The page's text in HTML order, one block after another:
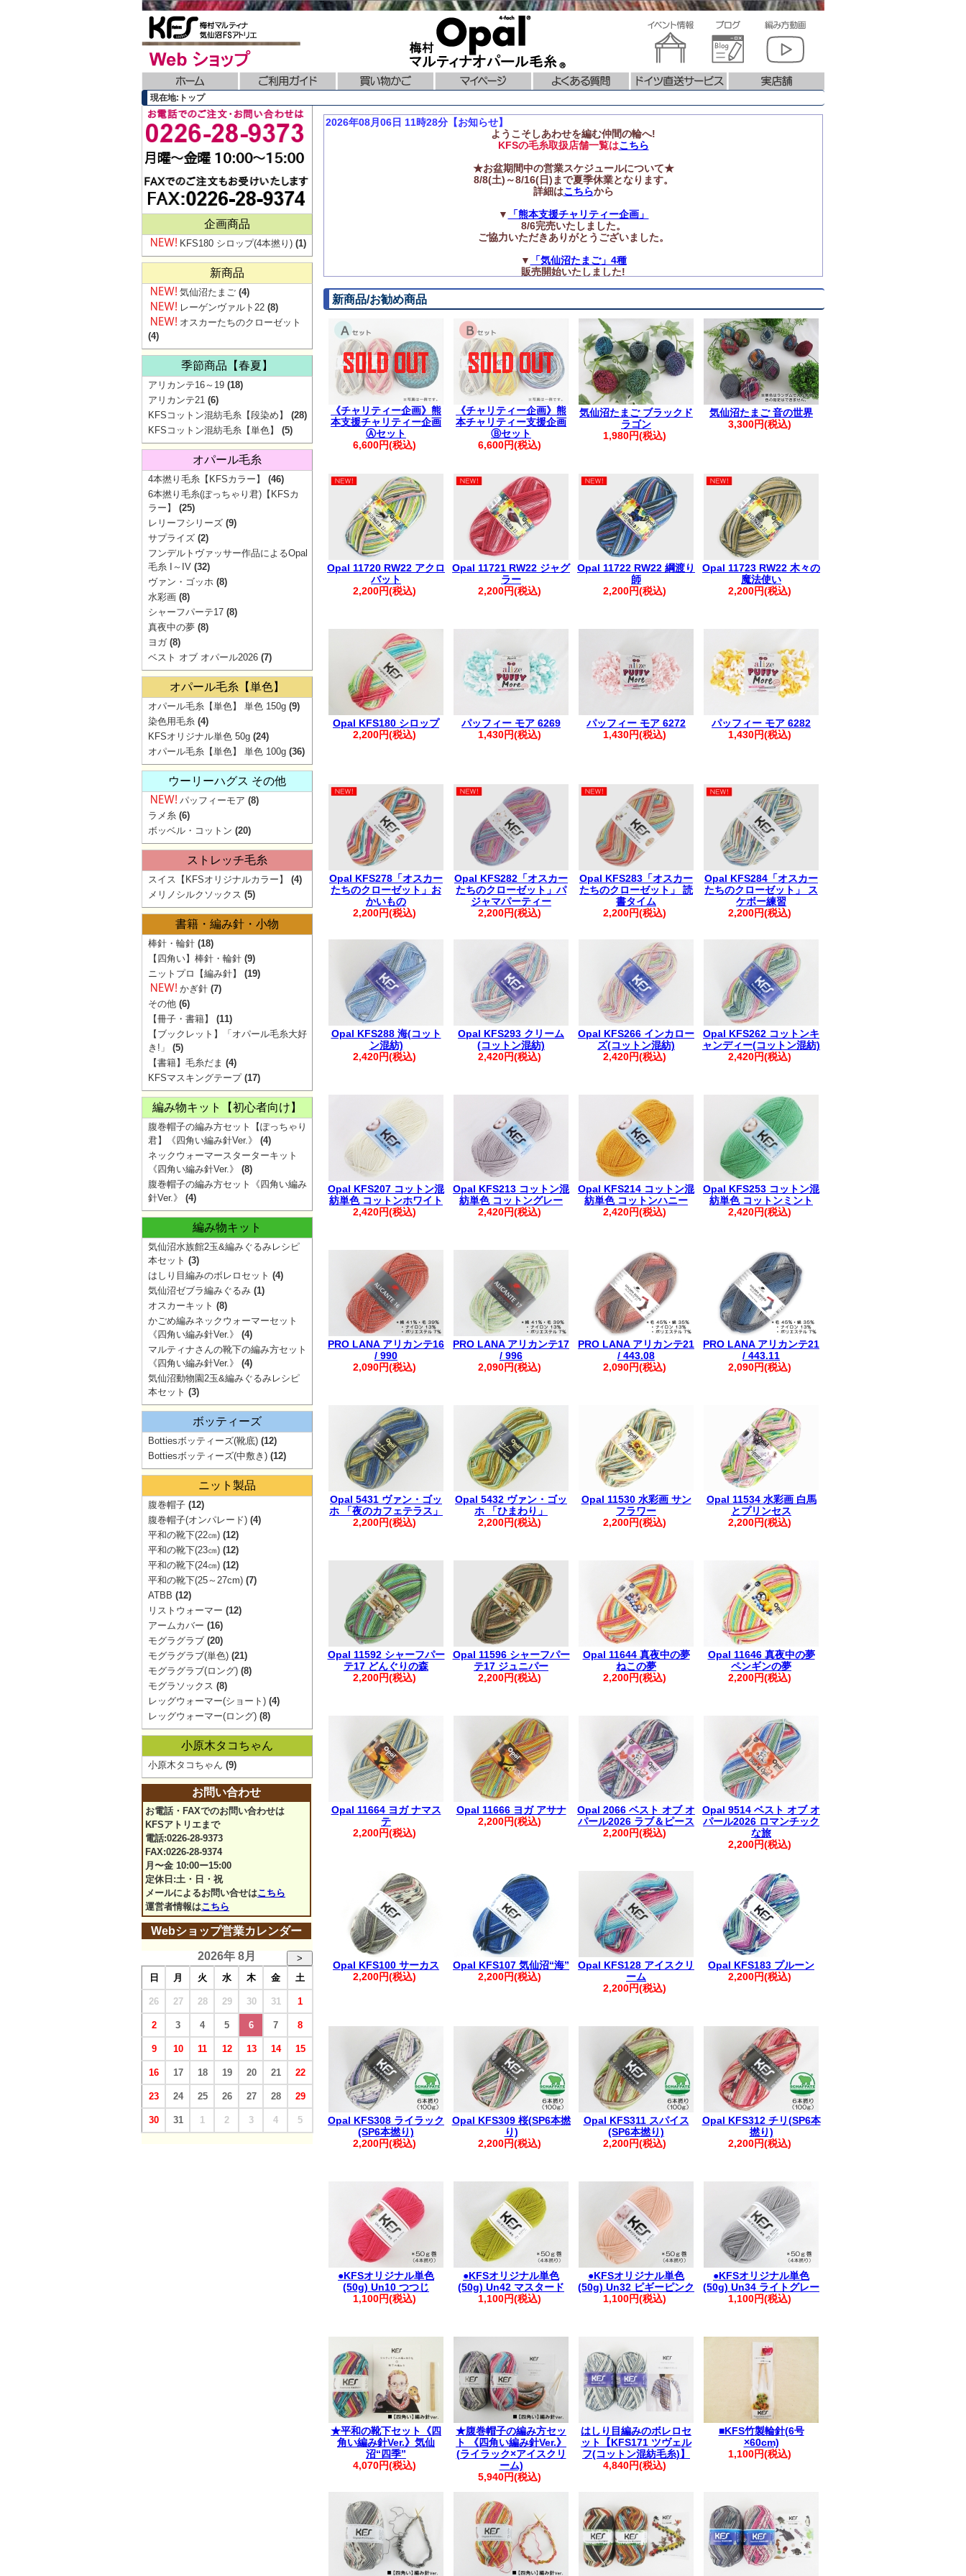
現在地:トップ
2026年08月06日 11時28分【お知らせ】
ようこそしあわせを編む仲間の輪へ!
KFSの毛糸取扱店舗一覧はこちら
★お盆期間中の営業スケジュールについて★
8/8(土)～8/16(日)まで夏季休業となります。
詳細はこちらから
▼
「熊本支援チャリティー企画」
8/6完売いたしました。
ご協力いただきありがとうございました。
▼
「気仙沼たまご」4種
販売開始いたしました!
ニットプロ【編み針】各種
再入荷いたしました!
▼価格改定のお知らせ (2026年7月1日実施)
【配送につきまして】
地震の影響で一部地域に配送遅延・出荷停止が発生しています
最新の配送状況をご確認ください※ヤマト運輸お知らせ
【重要】PayPay決済エラーにより、ご注文が完了していない場合がございます
ご注文前に、ご利用ガイドをご確認ください。
。.。:+* ゜ ゜゜ *+:。.。:+* ゜ ゜゜ *+:。.。.。:+* ゜ ゜゜ *+
▲フリーメールをご利用のお客様へ▲
お手数ですが【@kfsamimono.com】を受信許可設定のうえ
ご注文・お問い合わせいただきますようお願い申し上げます
。.。:+* ゜ ゜゜ *+:。.。:+* ゜ ゜゜ *+:。.。.。:+* ゜ ゜゜ *+
【お客様へお願い】
【ご注文に関するご案内】
・ご登録の際は、ご住所に番地の記載漏れがないかご確認ください。
・ご注文後は、マイページの「購入履歴を見る」より内容をご確認ください。
※購入履歴に記載がない場合は、ご注文が未確定の可能性がございますので、改めてご注文をお願いいたしま
・商品の取り置きは承っておりませんので、あらかじめご了承ください。
・着日指定は、ご購入日より1週間以内で承っております。
※1週間を超える場合は取り置き扱いとなり、対応いたしかねます。
・複数回に分けてご注文いただいた場合、同日発送となるご注文につきましては、まとめて発送させていただ
く場合がございます。
その際は、メールにて【同梱完了しました】とご案内いたします。
・お振込みで複数のご注文を一括でご入金いただいた場合は、ご注文も1件におまとめさせていただきます。
・自動返信メールが届かない場合は、お手数ですがお電話にてご連絡ください。
※※弊社からの心当たりのないメールが届いた際は、誠に恐れ入りますが、破棄していただきますようお願い
申し上げます。
新商品/お勧め商品
《チャリティー企画》熊
本支援チャリティー企画
Ⓐセット
6,600円(税込)
《チャリティー企画》熊
本チャリティー支援企画
Ⓑセット
6,600円(税込)
気仙沼たまご ブラックド
ラゴン
1,980円(税込)
気仙沼たまご 音の世界
3,300円(税込)
Opal 11720 RW22 アクロ
バット
2,200円(税込)
Opal 11721 RW22 ジャグ
ラー
2,200円(税込)
Opal 11722 RW22 綱渡り
師
2,200円(税込)
Opal 11723 RW22 木々の
魔法使い
2,200円(税込)
Opal KFS180 シロップ
2,200円(税込)
パッフィー モア 6269
1,430円(税込)
パッフィー モア 6272
1,430円(税込)
パッフィー モア 6282
1,430円(税込)
Opal KFS278「オスカー
たちのクローゼット」お
かいもの
2,200円(税込)
Opal KFS282「オスカー
たちのクローゼット」パ
ジャマパーティー
2,200円(税込)
Opal KFS283「オスカー
たちのクローゼット」 読
書タイム
2,200円(税込)
Opal KFS284「オスカー
たちのクローゼット」 ス
ケボー練習
2,200円(税込)
Opal KFS288 海(コット
ン混紡)
2,420円(税込)
Opal KFS293 クリーム
(コットン混紡)
2,420円(税込)
Opal KFS266 インカロー
ズ(コットン混紡)
2,420円(税込)
Opal KFS262 コットンキ
ャンディー(コットン混紡)
2,420円(税込)
Opal KFS207 コットン混
紡単色 コットンホワイト
2,420円(税込)
Opal KFS213 コットン混
紡単色 コットングレー
2,420円(税込)
Opal KFS214 コットン混
紡単色 コットンハニー
2,420円(税込)
Opal KFS253 コットン混
紡単色 コットンミント
2,420円(税込)
PRO LANA アリカンテ16
/ 990
2,090円(税込)
PRO LANA アリカンテ17
/ 996
2,090円(税込)
PRO LANA アリカンテ21
/ 443.08
2,090円(税込)
PRO LANA アリカンテ21
/ 443.11
2,090円(税込)
Opal 5431 ヴァン・ゴッ
ホ 「夜のカフェテラス」
2,200円(税込)
Opal 5432 ヴァン・ゴッ
ホ 「ひまわり」
2,200円(税込)
Opal 11530 水彩画 サン
フラワー
2,200円(税込)
Opal 11534 水彩画 白馬
とプリンセス
2,200円(税込)
Opal 11592 シャーフパー
テ17 どんぐりの森
2,200円(税込)
Opal 11596 シャーフパー
テ17 ジュニパー
2,200円(税込)
Opal 11644 真夜中の夢
ねこの夢
2,200円(税込)
Opal 11646 真夜中の夢
ペンギンの夢
2,200円(税込)
Opal 11664 ヨガ ナマス
テ
2,200円(税込)
Opal 11666 ヨガ アサナ
2,200円(税込)
Opal 2066 ベスト オブ オ
パール2026 ラブ＆ピース
2,200円(税込)
Opal 9514 ベスト オブ オ
パール2026 ロマンチック
な旅
2,200円(税込)
Opal KFS100 サーカス
2,200円(税込)
Opal KFS107 気仙沼“海”
2,200円(税込)
Opal KFS128 アイスクリ
ーム
2,200円(税込)
Opal KFS183 プルーン
2,200円(税込)
Opal KFS308 ライラック
(SP6本撚り)
2,200円(税込)
Opal KFS309 桜(SP6本撚
り)
2,200円(税込)
Opal KFS311 スパイス
(SP6本撚り)
2,200円(税込)
Opal KFS312 チリ(SP6本
撚り)
2,200円(税込)
●KFSオリジナル単色
(50g) Un10 つつじ
1,100円(税込)
●KFSオリジナル単色
(50g) Un42 マスタード
1,100円(税込)
●KFSオリジナル単色
(50g) Un32 ピギーピンク
1,100円(税込)
●KFSオリジナル単色
(50g) Un34 ライトグレー
1,100円(税込)
★平和の靴下セット《四
角い編み針Ver.》気仙
沼“四季”
4,070円(税込)
★腹巻帽子の編み方セッ
ト 《四角い編み針Ver.》
(ライラック×アイスクリ
ーム)
5,940円(税込)
はしり目編みのボレロセ
ット【KFS171 ツヴェル
フ(コットン混紡毛糸)】
4,840円(税込)
■KFS竹製輪針(6号
×60cm)
1,100円(税込)
企画商品
KFS180 シロップ(4本撚り) (1)
新商品
気仙沼たまご (4)
レーゲンヴァルト22 (8)
オスカーたちのクローゼット
(4)
季節商品【春夏】
アリカンテ16～19 (18)
アリカンテ21 (6)
KFSコットン混紡毛糸【段染め】
(28)
KFSコットン混紡毛糸【単色】
(5)
オパール毛糸
4本撚り毛糸【KFSカラー】
(46)
6本撚り毛糸(ぽっちゃり君)【KFSカ
ラー】
(25)
レリーフシリーズ (9)
サプライズ (2)
フンデルトヴァッサー作品によるOpal
毛糸 I～IV (32)
ヴァン・ゴッホ (8)
水彩画 (8)
シャーフパーテ17 (8)
真夜中の夢 (8)
ヨガ(8)
ベスト オブ オパール2026 (7)
オパール毛糸【単色】
オパール毛糸【単色】 単色 150g (9)
染色用毛糸 (4)
KFSオリジナル単色 50g (24)
オパール毛糸【単色】 単色 100g (36)
ウーリーハグス その他
パッフィーモア (8)
ラメ糸 (6)
ボッベル・コットン (20)
ストレッチ毛糸
スイス【KFSオリジナルカラー】
(4)
メリノシルクソックス (5)
書籍・編み針・小物
棒針・輪針 (18)
【四角い】棒針・輪針 (9)
ニットプロ【編み針】
(19)
かぎ針 (7)
その他 (6)
【冊子・書籍】
(11)
【ブックレット】「オパール毛糸大好
き!」
(5)
【書籍】毛糸だま (4)
KFSマスキングテープ(17)
編み物キット【初心者向け】
腹巻帽子の編み方セット【ぽっちゃり
君】《四角い編み針Ver.》
(4)
ネックウォーマースターターキット
《四角い編み針Ver.》
(8)
腹巻帽子の編み方セット《四角い編み
針Ver.》
(4)
編み物キット
気仙沼水族館2玉&編みぐるみレシピ
本セット (3)
はしり目編みのボレロセット (4)
気仙沼ゼブラ編みぐるみ (1)
オスカーキット (8)
かごめ編みネックウォーマーセット
《四角い編み針Ver.》
(4)
マルティナさんの靴下の編み方セット
《四角い編み針Ver.》
(4)
気仙沼動物園2玉&編みぐるみレシピ
本セット (3)
ボッティーズ
Bottiesボッティーズ(靴底) (12)
Bottiesボッティーズ(中敷き) (12)
ニット製品
腹巻帽子 (12)
腹巻帽子(オンパレード) (4)
平和の靴下(22㎝) (12)
平和の靴下(23㎝) (12)
平和の靴下(24㎝) (12)
平和の靴下(25～27cm) (7)
ATBB (12)
リストウォーマー (12)
アームカバー (16)
モグラグラブ (20)
モグラグラブ(単色) (21)
モグラグラブ(ロング) (8)
モグラソックス (8)
レッグウォーマー(ショート) (4)
レッグウォーマー(ロング) (8)
小原木タコちゃん
小原木タコちゃん (9)
お問い合わせ
お電話・FAXでのお問い合わせは
KFSアトリエまで
電話:0226-28-9373
FAX:0226-28-9374
月〜金 10:00ー15:00
定休日:土・日・祝
メールによるお問い合せはこちら
運営者情報はこちら
Webショップ営業カレンダー
2026年 8月
>
日
月 火 水 木 金 土
26 27 28 29 30 31 1
2 3 4 5 6 7 8
9 10 11 12 13 14 15
16 17 18 19 20 21 22
23 24 25 26 27 28 29
30 31 1 2 3 4 5